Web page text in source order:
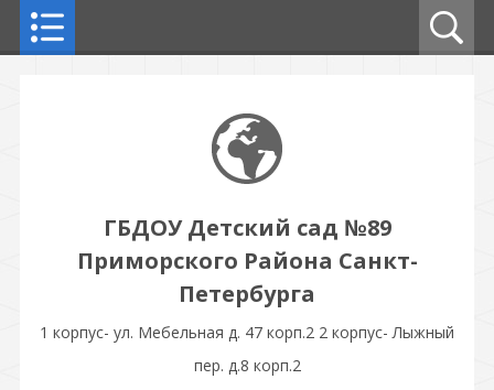
ГБДОУ Детский сад №89
Приморского Района Санкт-
Петербурга
1 корпус- ул. Мебельная д. 47 корп.2 2 корпус- Лыжный
пер. д.8 корп.2